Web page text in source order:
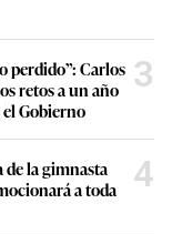
perdido”: Carlos
retos a un año
el Gobierno
3
de la gimnasta
a toda
4